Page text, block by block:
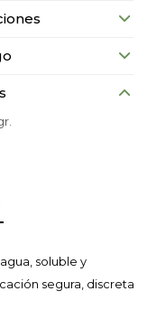
soluble y
segura, discreta